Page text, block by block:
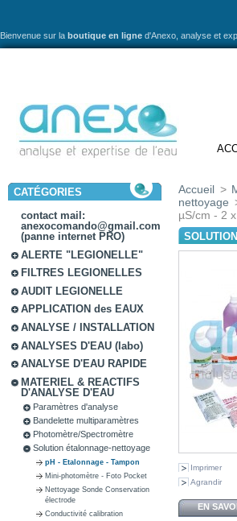
Bienvenue sur la boutique en ligne d'Anexo, analyse et
CATÉGORIES
contact mail:
anexocomando@gmail.com
(panne internet PRO)
ALERTE "LEGIONELLE"
FILTRES LEGIONELLES
AUDIT LEGIONELLE
APPLICATION des EAUX
ANALYSE / INSTALLATION
ANALYSES D'EAU (labo)
ANALYSE D'EAU RAPIDE
MATERIEL & REACTIFS
D'ANALYSE D'EAU
Paramètres d'analyse
Bandelette multiparamètres
Photomètre/Spectromètre
Solution étalonnage-nettoyage
pH - Etalonnage - Tampon
Mini-photomètre - Foto Pocket
Nettoyage Sonde Conservation
électrode
Conductivité calibration
Accueil >
nettoyage
µS/cm - 2
Imprimer
Agrandir
EN